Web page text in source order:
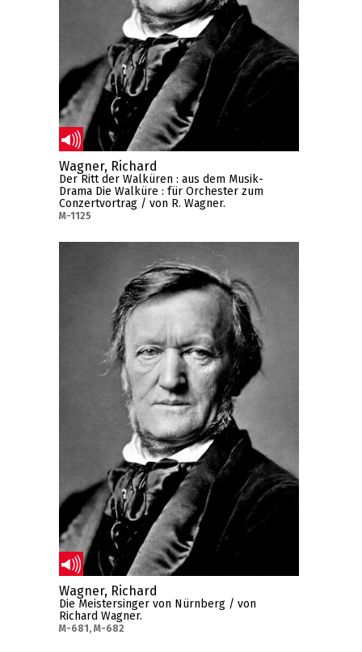
Wagner, Richard
Der Ritt der Walküren : aus dem Musik-
Drama Die Walküre : für Orchester zum
Conzertvortrag / von R. Wagner.
M-1125
Wagner, Richard
Die Meistersinger von Nürnberg / von
Richard Wagner.
M-681, M-682